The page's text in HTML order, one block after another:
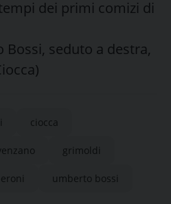
dei primi comizi di
seduto a destra,
ciocca
grimoldi
umberto bossi